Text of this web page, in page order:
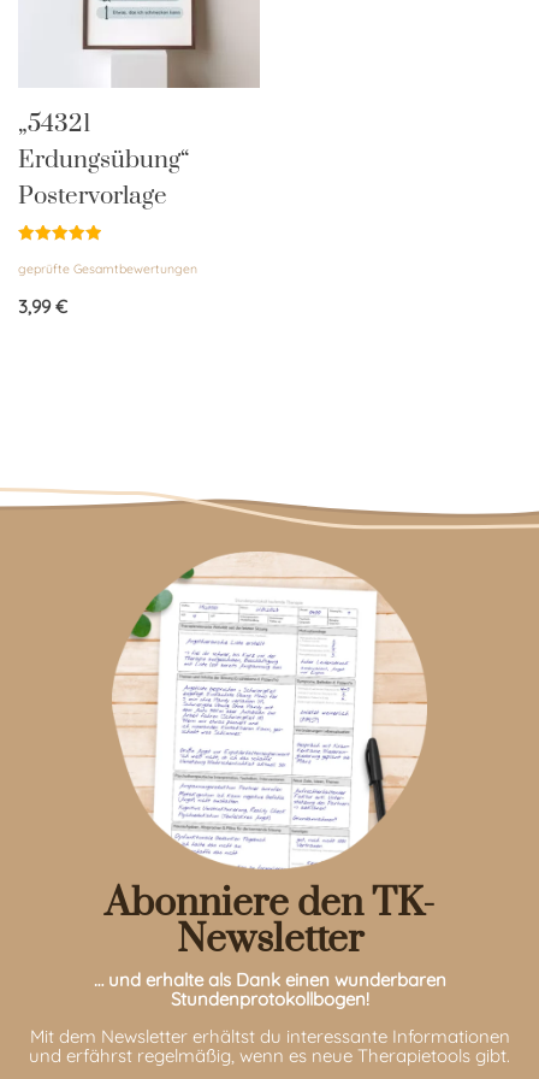
„54321
Erdungsübung“
Postervorlage
mit
von 5
geprüfte Gesamtbewertungen
3,99€
Abonniere den TK-
Newsletter
… und erhalte als Dank einen wunderbaren
Stundenprotokollbogen!
Mit dem Newsletter erhältst du interessante Informationen
und erfährst regelmäßig, wenn es neue Therapietools gibt.